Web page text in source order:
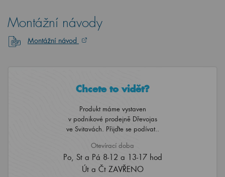
Montážní návody
Montážní návod
Chcete to vidět?
Produkt máme vystaven
v podnikové prodejně Dřevojas
ve Svitavách. Přijďte se podívat..
Otevírací doba
Po, St a Pá 8-12 a 13-17 hod
Út a Čt ZAVŘENO